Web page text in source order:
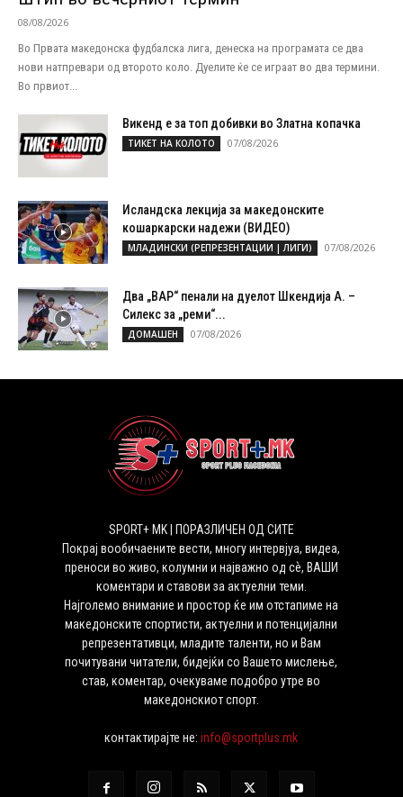
08/08/2026
Во Првата македонска фудбалска лига, денеска на програмата се два
нови натпревари од второто коло. Дуелите ќе се играат во два термини.
Во првиот...
Викенд е за топ добивки во Златна копачка
ТИКЕТ НА КОЛОТО 07/08/2026
Исландска лекција за македонските
кошаркарски надежи (ВИДЕО)
МЛАДИНСКИ (РЕПРЕЗЕНТАЦИИ | ЛИГИ) 07/08/2026
Два „ВАР“ пенали на дуелот Шкендија А. –
Силекс за „реми“...
ДОМАШЕН 07/08/2026
SPORT+ MK | ПОРАЗЛИЧЕН ОД СИТЕ
Покрај вообичаените вести, многу интервјуа, видеа,
преноси во живо, колумни и најважно од сѐ, ВАШИ
коментари и ставови за актуелни теми.
Најголемо внимание и простор ќе им отстапиме на
македонските спортисти, актуелни и потенцијални
репрезентативци, младите таленти, но и Вам
почитувани читатели, бидејќи со Вашето мислење,
став, коментар, очекуваме подобро утре во
македонскиот спорт.
контактирајте не:info@sportplus.mk